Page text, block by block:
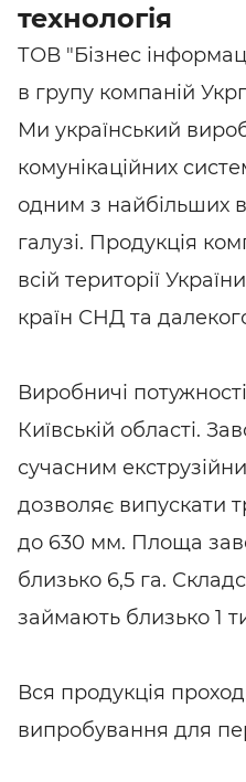
технологія
ТОВ "Бізнес
в групу компаній
Ми український
комунікаційних
одним з найбільших в
галузі. Продукція
всій території
країн СНД та
Виробничі
Київській області.
сучасним
дозволяє випускати
до 630 мм. Площа
близько 6,5 га.
займають близько 1
Вся продукція
випробування для